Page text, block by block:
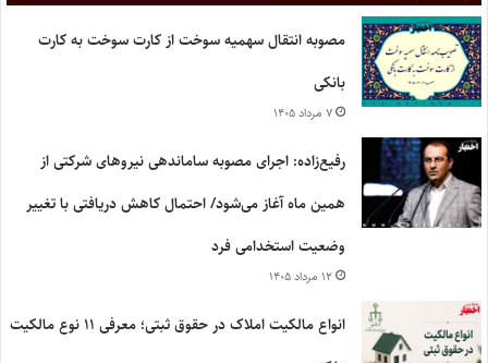
مصوبه انتقال سهمیه سوخت از کارت سوخت به کارت
بانکی
۷ مرداد ۱۴۰۵
رفیع‌زاده: اجرای مصوبه ساماندهی نیروهای شرکتی از
همین ماه آغاز می‌شود/ احتمال کاهش دریافتی با تغییر
وضعیت استخدامی فرد
۱۲ مرداد ۱۴۰۵
انواع مالکیت املاک در حقوق ثبتی؛ معرفی ۱۱ نوع مالکیت